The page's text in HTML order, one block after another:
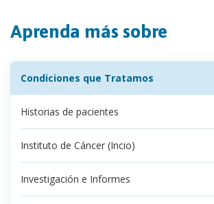
Aprenda más sobre
Condiciones que Tratamos
Historias de pacientes
Instituto de Cáncer (Incio)
Investigación e Informes